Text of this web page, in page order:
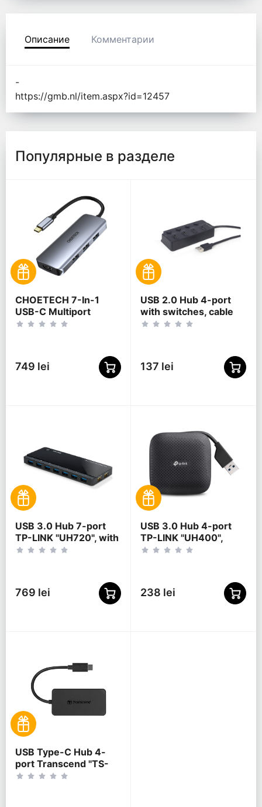
Описание Комментарии
-
https://gmb.nl/item.aspx?id=12457
Популярные в разделе
CHOETECH 7-In-1
USB-C Multiport
Adapter, HUB-M19
749 lei
USB 2.0 Hub 4-port
with switches, cable
80 cm, Gembird "UHB-
137 lei
USB 3.0 Hub 7-port
TP-LINK "UH720", with
2 Charging Ports,
769 lei
USB 3.0 Hub 4-port
TP-LINK "UH400",
Black
238 lei
USB Type-C Hub 4-
port Transcend "TS-
HUB2C" Black (1xUSB